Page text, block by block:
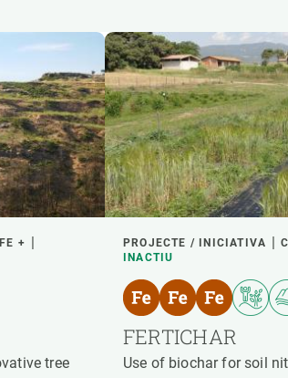
+
tree
PROJECTE / INICIATIVA
INACTIU
FERTICHAR
Use of biochar for soil